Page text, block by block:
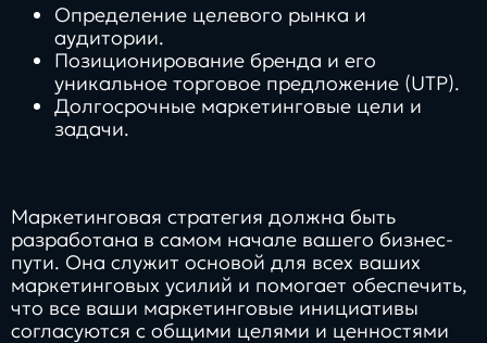
Определение целевого рынка и
аудитории.
Позиционирование бренда и его
уникальное торговое предложение (UTP).
Долгосрочные маркетинговые цели и
задачи.
Маркетинговая стратегия должна быть
разработана в самом начале вашего бизнес-
пути. Она служит основой для всех ваших
маркетинговых усилий и помогает обеспечить,
что все ваши маркетинговые инициативы
согласуются с общими целями и ценностями